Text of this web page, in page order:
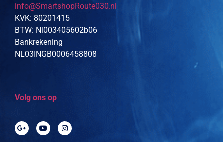
info@SmartshopRoute030.nl
KVK: 80201415
BTW: Nl003405602b06
Bankrekening
NL03INGB0006458808
Volg ons op